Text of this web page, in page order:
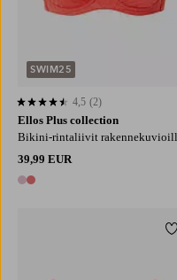
Ellos Plus collection
Bikini-rintaliivit
39,99 EUR
2 värejä
4,5 perustuen 2 arvosanaan
4,5 (2)
SWIM25